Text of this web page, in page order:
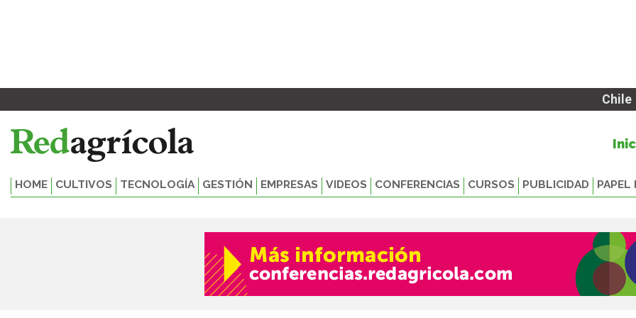
Chile
HOME CULTIVOS TECNOLOGÍA GESTIÓN EMPRESAS VIDEOS CONFERENCIAS CURSOS PUBLICIDAD PAPEL